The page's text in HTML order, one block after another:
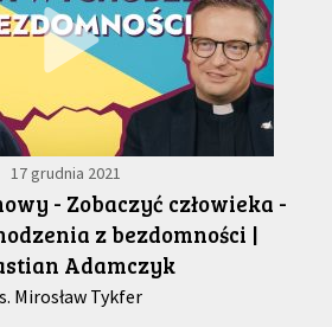
17 grudnia 2021
- Zobaczyć człowieka -
z bezdomności |
Adamczyk
Mirosław Tykfer